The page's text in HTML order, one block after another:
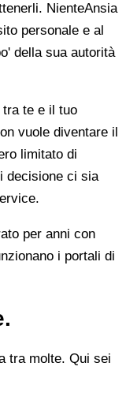
NienteAnsia
personale e al
della sua autorità
tra te e il tuo
vuole diventare il
limitato di
decisione ci sia
per anni con
i portali di
tra molte. Qui sei